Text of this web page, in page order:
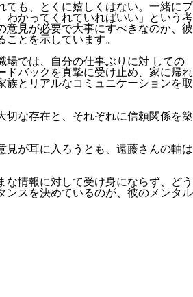
ても、とくに嬉しくはない。一緒にプ
わかってくれていればいい」という考
意見が必要で大事にすべきなのか、彼
とを示しています。
場では、自分の仕事ぶりに対 しての
ドバックを真摯に受け止め、家に帰れ
族とリアルなコミュニケーションを取
切な存在と、それぞれに信頼関係を築
見が耳に入ろうとも、遠藤さんの軸は
な情報に対して受け身にならず、どう
ンスを決めているのが、彼のメンタル